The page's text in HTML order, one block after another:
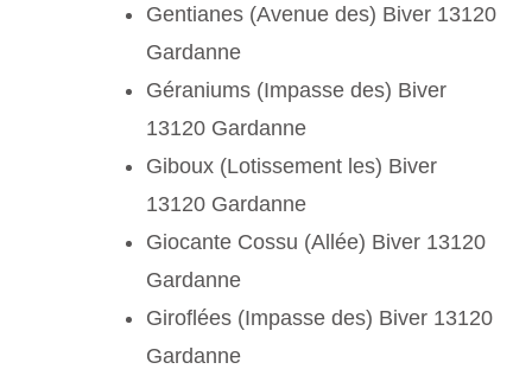
Gentianes (Avenue des) Biver 13120
Gardanne
Géraniums (Impasse des) Biver
13120 Gardanne
Giboux (Lotissement les) Biver
13120 Gardanne
Giocante Cossu (Allée) Biver 13120
Gardanne
Giroflées (Impasse des) Biver 13120
Gardanne